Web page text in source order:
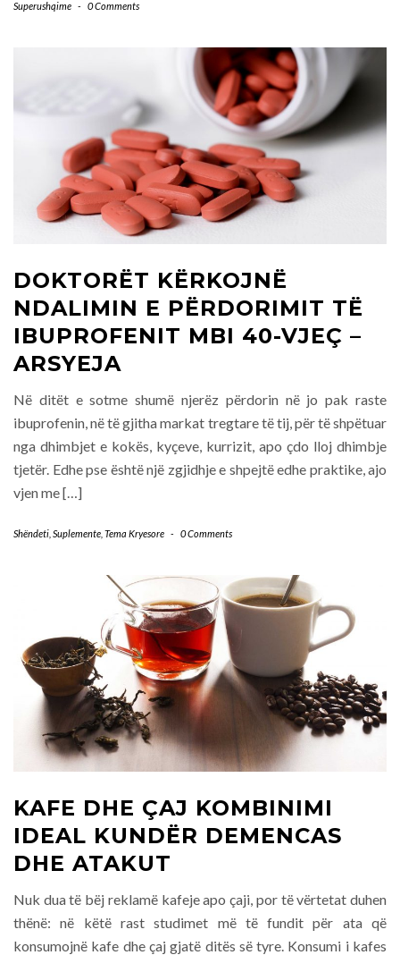
Superushqime - 0 Comments
DOKTORËT KËRKOJNË
NDALIMIN E PËRDORIMIT TË
IBUPROFENIT MBI 40-VJEÇ –
ARSYEJA
Në ditët e sotme shumë njerëz përdorin në jo pak raste
ibuprofenin, në të gjitha markat tregtare të tij, për të shpëtuar
nga dhimbjet e kokës, kyçeve, kurrizit, apo çdo lloj dhimbje
tjetër. Edhe pse është një zgjidhje e shpejtë edhe praktike, ajo
vjen me […]
Shëndeti Suplemente Tema Kryesore - 0 Comments
KAFE DHE ÇAJ KOMBINIMI
IDEAL KUNDËR DEMENCAS
DHE ATAKUT
Nuk dua të bëj reklamë kafeje apo çaji, por të vërtetat duhen
thënë: në këtë rast studimet më të fundit për ata që
konsumojnë kafe dhe çaj gjatë ditës së tyre. Konsumi i kafes